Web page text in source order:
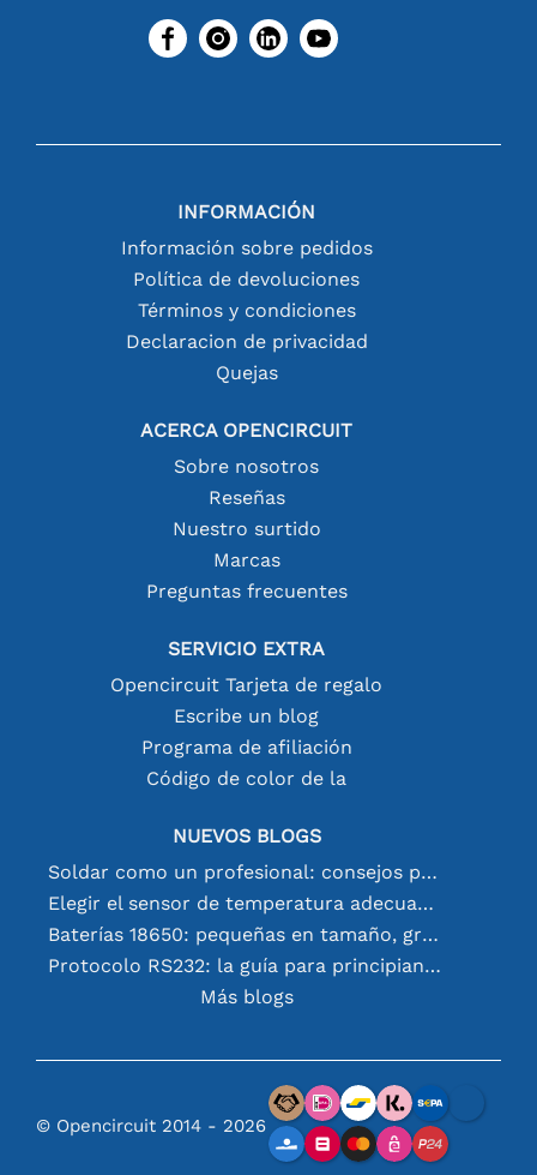
INFORMACIÓN
Información sobre pedidos
Política de devoluciones
Términos y condiciones
Declaracion de privacidad
Quejas
ACERCA OPENCIRCUIT
Sobre nosotros
Reseñas
Nuestro surtido
Marcas
Preguntas frecuentes
SERVICIO EXTRA
Opencircuit Tarjeta de regalo
Escribe un blog
Programa de afiliación
Código de color de la
NUEVOS BLOGS
Soldar como un profesional: consejos para conexiones electrónicas perfectas
Elegir el sensor de temperatura adecuado [youtube]
Baterías 18650: pequeñas en tamaño, grandes en rendimiento
Protocolo RS232: la guía para principiantes
Más blogs
© Opencircuit 2014 - 2026